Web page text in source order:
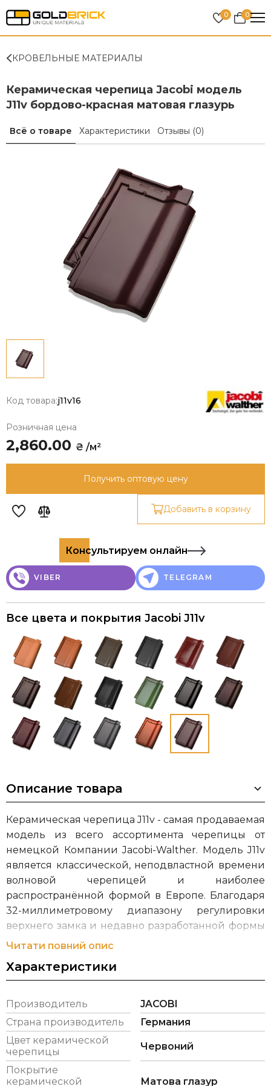
0 0
КРОВЕЛЬНЫЕ МАТЕРИАЛЫ
Керамическая черепица Jacobi модель
J11v бордово-красная матовая глазурь
Всё о товаре Характеристики Отзывы (0)
Код товара:j11v16
Розничная цена
2,860.00 ₴ /м²
Получить оптовую цену
Добавить в корзину
Консультируем онлайн
VIBER TELEGRAM
Все цвета и покрытия Jacobi J11v
Описание товара
Керамическая черепица J11v - самая продаваемая
модель из всего ассортимента черепицы от
немецкой Компании Jacobi-Walther. Модель J11v
является классической, неподвластной времени
волновой черепицей и наиболее
распространённой формой в Европе. Благодаря
32-миллиметровому диапазону регулировки
верхнего замка и недавно разработанной формы
вертикального замка с диапазоном до 8 мм, что в
ее укладке. Вы можете приобрести
17 различных ярких цветов, от стандартного
естественного красного до высококачественной
глазури Авангард.
Компания Jacobi-Walther была основана в 1860 г.
Иосифом Якоби. В настоящее время группой
Читати повний опис
Характеристики
Производитель
JACOBI
Страна производитель
Германия
Цвет керамической
черепицы
Червоний
Покрытие
керамической
Матова глазур